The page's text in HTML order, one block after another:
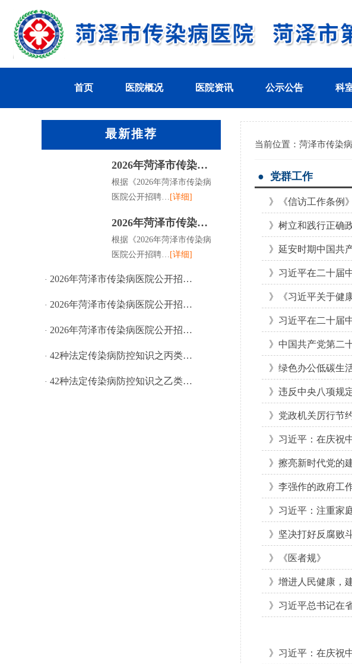
首页 医院概况 医院资讯 公示公告 科
最新推荐
2026年菏泽市传染…
根据《2026年菏泽市传染病
医院公开招聘… [详细]
2026年菏泽市传染…
根据《2026年菏泽市传染病
医院公开招聘… [详细]
· 2026年菏泽市传染病医院公开招…
· 2026年菏泽市传染病医院公开招…
· 2026年菏泽市传染病医院公开招…
· 42种法定传染病防控知识之丙类…
· 42种法定传染病防控知识之乙类…
当前位置： 菏泽市传染
● 党群工作
》《信访工作条例》
》树立和践行正确
》延安时期中国共
》习近平在二十届
》《习近平关于健
》习近平在二十届
》中国共产党第二
》绿色办公低碳生
》违反中央八项规
》党政机关厉行节
》习近平：在庆祝
》擦亮新时代党的
》李强作的政府工
》习近平：注重家
》坚决打好反腐败
》《医者规》
》增进人民健康，
》习近平总书记在
》习近平：在庆祝